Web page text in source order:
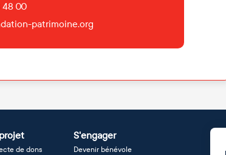
48 00
patrimoine.org
de dons
S'engager
Devenir bénévole